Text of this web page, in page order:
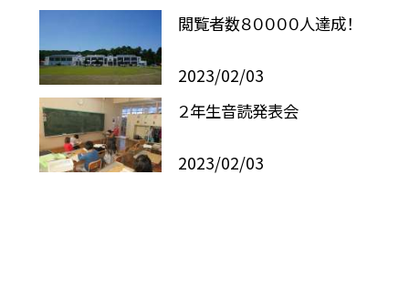
閲覧者数８００００人達成！
2023/02/03
２年生音読発表会
2023/02/03